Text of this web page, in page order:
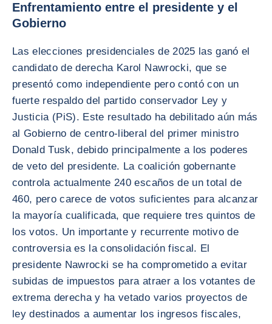
Enfrentamiento entre el presidente y el
Gobierno
Las elecciones presidenciales de 2025 las ganó el
candidato de derecha Karol Nawrocki, que se
presentó como independiente pero contó con un
fuerte respaldo del partido conservador Ley y
Justicia (PiS). Este resultado ha debilitado aún más
al Gobierno de centro-liberal del primer ministro
Donald Tusk, debido principalmente a los poderes
de veto del presidente. La coalición gobernante
controla actualmente 240 escaños de un total de
460, pero carece de votos suficientes para alcanzar
la mayoría cualificada, que requiere tres quintos de
los votos. Un importante y recurrente motivo de
controversia es la consolidación fiscal. El
presidente Nawrocki se ha comprometido a evitar
subidas de impuestos para atraer a los votantes de
extrema derecha y ha vetado varios proyectos de
ley destinados a aumentar los ingresos fiscales,